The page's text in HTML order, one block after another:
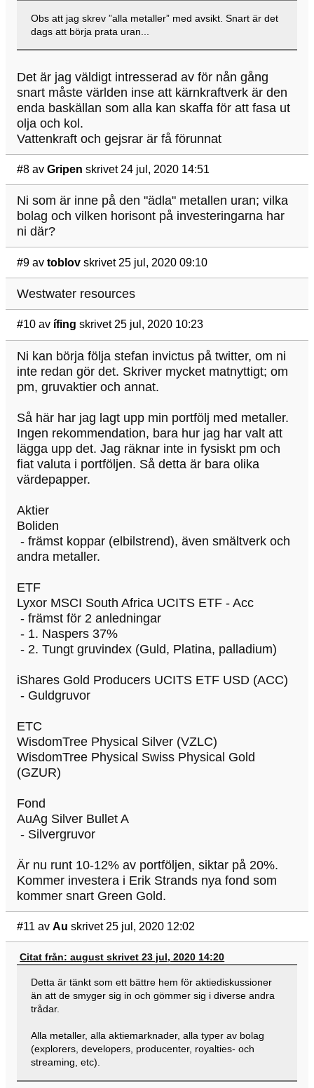
Obs att jag skrev ”alla metaller” med avsikt. Snart är det
dags att börja prata uran...
Det är jag väldigt intresserad av för nån gång
snart måste världen inse att kärnkraftverk är den
enda baskällan som alla kan skaffa för att fasa ut
olja och kol.
Vattenkraft och gejsrar är få förunnat
#8 av Gripen skrivet 24 jul, 2020 14:51
Ni som är inne på den "ädla" metallen uran; vilka
bolag och vilken horisont på investeringarna har
ni där?
#9 av toblov skrivet 25 jul, 2020 09:10
Westwater resources
#10 av ífing skrivet 25 jul, 2020 10:23
Ni kan börja följa stefan invictus på twitter, om ni
inte redan gör det. Skriver mycket matnyttigt; om
pm, gruvaktier och annat.
Så här har jag lagt upp min portfölj med metaller.
Ingen rekommendation, bara hur jag har valt att
lägga upp det. Jag räknar inte in fysiskt pm och
fiat valuta i portföljen. Så detta är bara olika
värdepapper.
Aktier
Boliden
- främst koppar (elbilstrend), även smältverk och
andra metaller.
ETF
Lyxor MSCI South Africa UCITS ETF - Acc
- främst för 2 anledningar
- 1. Naspers 37%
- 2. Tungt gruvindex (Guld, Platina, palladium)
iShares Gold Producers UCITS ETF USD (ACC)
- Guldgruvor
ETC
WisdomTree Physical Silver (VZLC)
WisdomTree Physical Swiss Physical Gold
(GZUR)
Fond
AuAg Silver Bullet A
- Silvergruvor
Är nu runt 10-12% av portföljen, siktar på 20%.
Kommer investera i Erik Strands nya fond som
kommer snart Green Gold.
#11 av Au skrivet 25 jul, 2020 12:02
Citat från: august skrivet 23 jul, 2020 14:20
Detta är tänkt som ett bättre hem för aktiediskussioner
än att de smyger sig in och gömmer sig i diverse andra
trådar.
Alla metaller, alla aktiemarknader, alla typer av bolag
(explorers, developers, producenter, royalties- och
streaming, etc).